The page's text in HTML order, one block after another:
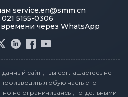
service.en@smm.cn
021 5155-0306
через WhatsApp
сайт， вы соглашаетесь не
любую часть его
не ограничиваясь， отдельными